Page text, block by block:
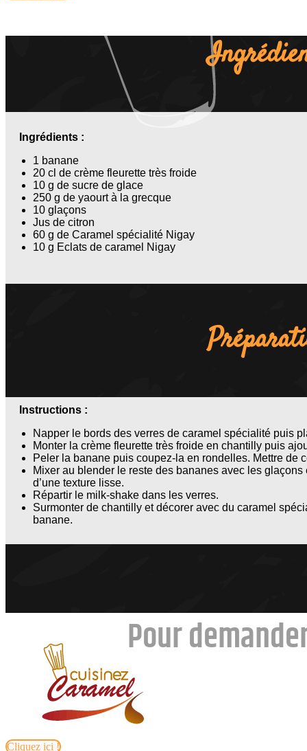
Ingrédients :
1 banane
20 cl de crème fleurette très froide
10 g de sucre de glace
250 g de yaourt à la grecque
10 glaçons
Jus de citron
60 g de Caramel spécialité Nigay
10 g Eclats de caramel Nigay
Instructions :
Napper le bords des verres de caramel spécialité puis
Monter la crème fleurette très froide en chantilly puis
Peler la banane puis coupez-la en rondelles. Mettre de
Mixer au blender le reste des bananes avec les glaçons
d’une texture lisse.
Répartir le milk-shake dans les verres.
Surmonter de chantilly et décorer avec du caramel
banane.
Pour
Cliquez ici !